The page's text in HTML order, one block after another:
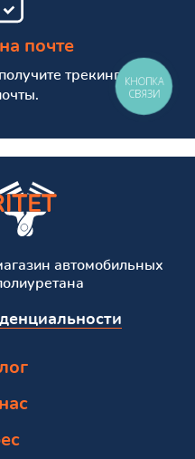
почте
трекинг номер
автомобильных
КНОПКА
СВЯЗИ